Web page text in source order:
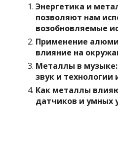
Энергетика и
позволяют нам
возобновляемые
Применение
влияние на
Металлы в
звук и технологии
Как металлы
датчиков и умных